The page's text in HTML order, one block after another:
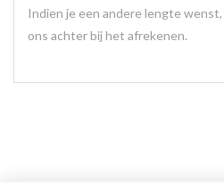
Indien je een andere lengte
ons achter bij het afrekenen.